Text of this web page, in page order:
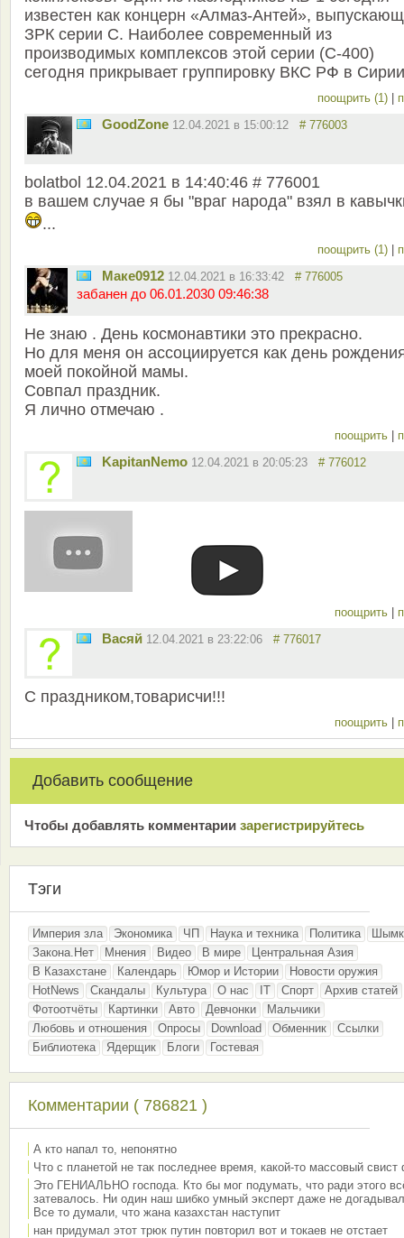
известен как концерн «Алмаз-Антей»,
ЗРК серии С. Наиболее современный из
производимых комплексов этой серии (С-400)
сегодня прикрывает группировку ВКС РФ в
поощрить (1) |
GoodZone 12.04.2021 в 15:00:12 # 776003
bolatbol 12.04.2021 в 14:40:46 # 776001
в вашем случае я бы "враг народа" взял в
...
поощрить (1) |
Маке0912 12.04.2021 в 16:33:42 # 776005
забанен до 06.01.2030 09:46:38
Не знаю . День космонавтики это прекрасно.
Но для меня он ассоциируется как день
моей покойной мамы.
Совпал праздник.
Я лично отмечаю .
поощрить |
KapitanNemo 12.04.2021 в 20:05:23 # 776012
поощрить |
Васяй 12.04.2021 в 23:22:06 # 776017
С праздником,товарисчи!!!
поощрить |
Добавить сообщение
Чтобы добавлять комментарии зарeгиcтрирyйтeсь
Тэги
Империя зла Экономика ЧП Наука и техника Политика
Закона.Нет
Мнения Видео В мире
Центральная Азия
В Казахстане
Календарь Юмор и Истории
Новости оружия
HotNews
Скандалы Культура О нас IT Спорт
Архив статей
Фотоотчёты
Картинки Авто Девчонки
Мальчики
Любовь и отношения
Опросы Download Обменник
Ссылки
Библиотека
Ядерщик Блоги Гостевая
Комментарии ( 786821 )
А кто напал то, непонятно
Что с планетой не так последнее время, какой-то массовый свист
Это ГЕНИАЛЬНО господа. Кто бы мог подумать, что ради этого
затевалось. Ни один наш шибко умный эксперт даже не
Все то думали, что жана казахстан наступит
нан придумал этот трюк путин повторил вот и токаев не отстает